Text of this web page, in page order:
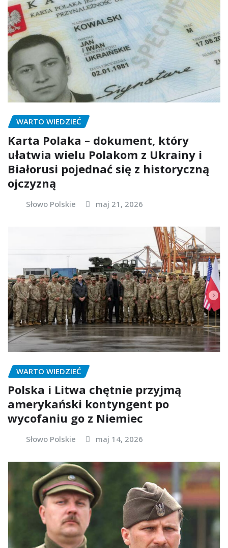
WARTO WIEDZIEĆ
Karta Polaka – dokument, który
ułatwia wielu Polakom z Ukrainy i
Białorusi pojednać się z historyczną
ojczyzną
Słowo Polskie maj 21, 2026
WARTO WIEDZIEĆ
Polska i Litwa chętnie przyjmą
amerykański kontyngent po
wycofaniu go z Niemiec
Słowo Polskie maj 14, 2026